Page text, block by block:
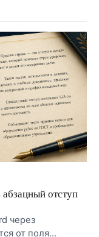
для
и ВКР.
отступ
через
от поля